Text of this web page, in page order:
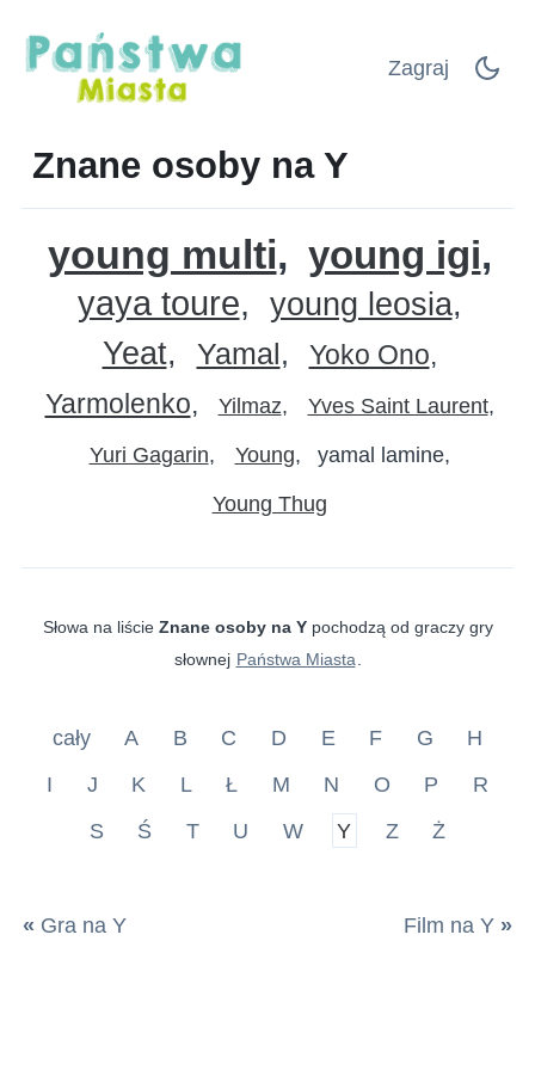
Zagraj
Znane osoby na Y
young multi young igi
yaya toure
young leosia
Yeat
Yamal
Yoko Ono
Yarmolenko
Yilmaz Yves Saint Laurent
Yuri Gagarin Young yamal lamine
Young Thug
Słowa na liście Znane osoby na Ypochodzą od graczy gry
słownej Państwa Miasta
cały A B C D E F G
H
I
J K L Ł M N O P
R
S
Ś T U W Y Z Ż
« Gra na Y Film na Y »